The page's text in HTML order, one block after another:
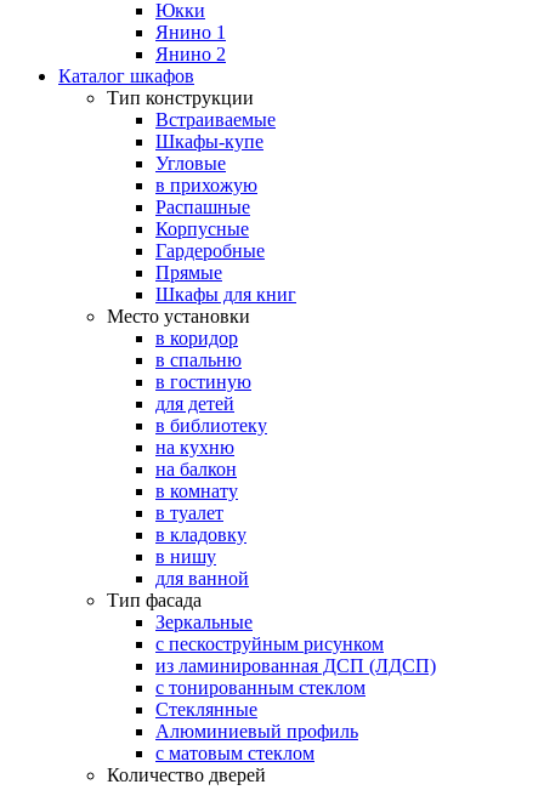
Юкки
Янино 1
Янино 2
Каталог шкафов
Тип конструкции
Встраиваемые
Шкафы-купе
Угловые
в прихожую
Распашные
Корпусные
Гардеробные
Прямые
Шкафы для книг
Место установки
в коридор
в спальню
в гостиную
для детей
в библиотеку
на кухню
на балкон
в комнату
в туалет
в кладовку
в нишу
для ванной
Тип фасада
Зеркальные
с пескоструйным рисунком
из ламинированная ДСП (ЛДСП)
с тонированным стеклом
Стеклянные
Алюминиевый профиль
с матовым стеклом
Количество дверей